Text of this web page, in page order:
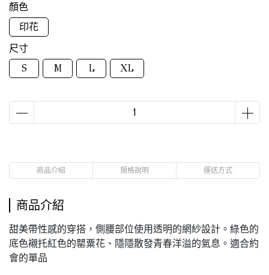
顏色
印花
尺寸
S
M L XL
商品介紹 規格說明 運送方式
商品介紹
甜美帶性感的穿搭，側腰部位使用透明的網紗設計。綠色的
底色襯托紅色的罌粟花、隱隱散發青春洋溢的氣息。適合約
會的單品